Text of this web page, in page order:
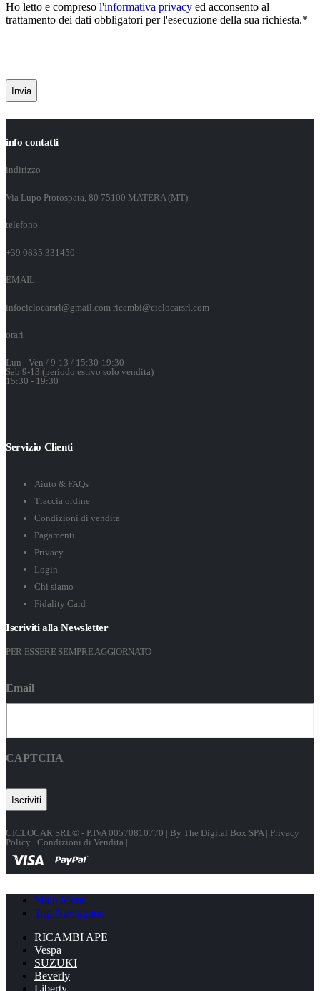
Ho letto e compreso l'informativa privacy ed acconsento al
trattamento dei dati obbligatori per l'esecuzione della sua richiesta.*
info contatti
indirizzo
Via Lupo Protospata, 80 75100 MATERA (MT)
telefono
+39 0835 331450
EMAIL
infociclocarsrl@gmail.com ricambi@ciclocarsrl.com
orari
Lun - Ven / 9-13 / 15:30-19:30
Sab 9-13 (periodo estivo solo vendita)
15:30 - 19:30
Servizio Clienti
Aiuto & FAQs
Traccia ordine
Condizioni di vendita
Pagamenti
Privacy
Login
Chi siamo
Fidality Card
Iscriviti alla Newsletter
PER ESSERE SEMPRE AGGIORNATO
Email
CAPTCHA
CICLOCAR SRL© - P.IVA 00570810770 | By The Digital Box SPA| Privacy
Policy | Condizioni di Vendita |
Main Menu
Top Navigation
RICAMBI APE
Vespa
SUZUKI
Beverly